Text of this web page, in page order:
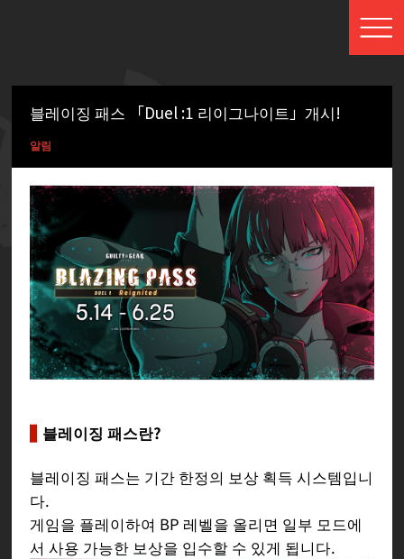
블레이징 패스 「Duel :1 리이그나이트」개시!
알림
블레이징 패스란?
블레이징 패스는 기간 한정의 보상 획득 시스템입니
다.
게임을 플레이하여 BP 레벨을 올리면 일부 모드에
서 사용 가능한 보상을 입수할 수 있게 됩니다.